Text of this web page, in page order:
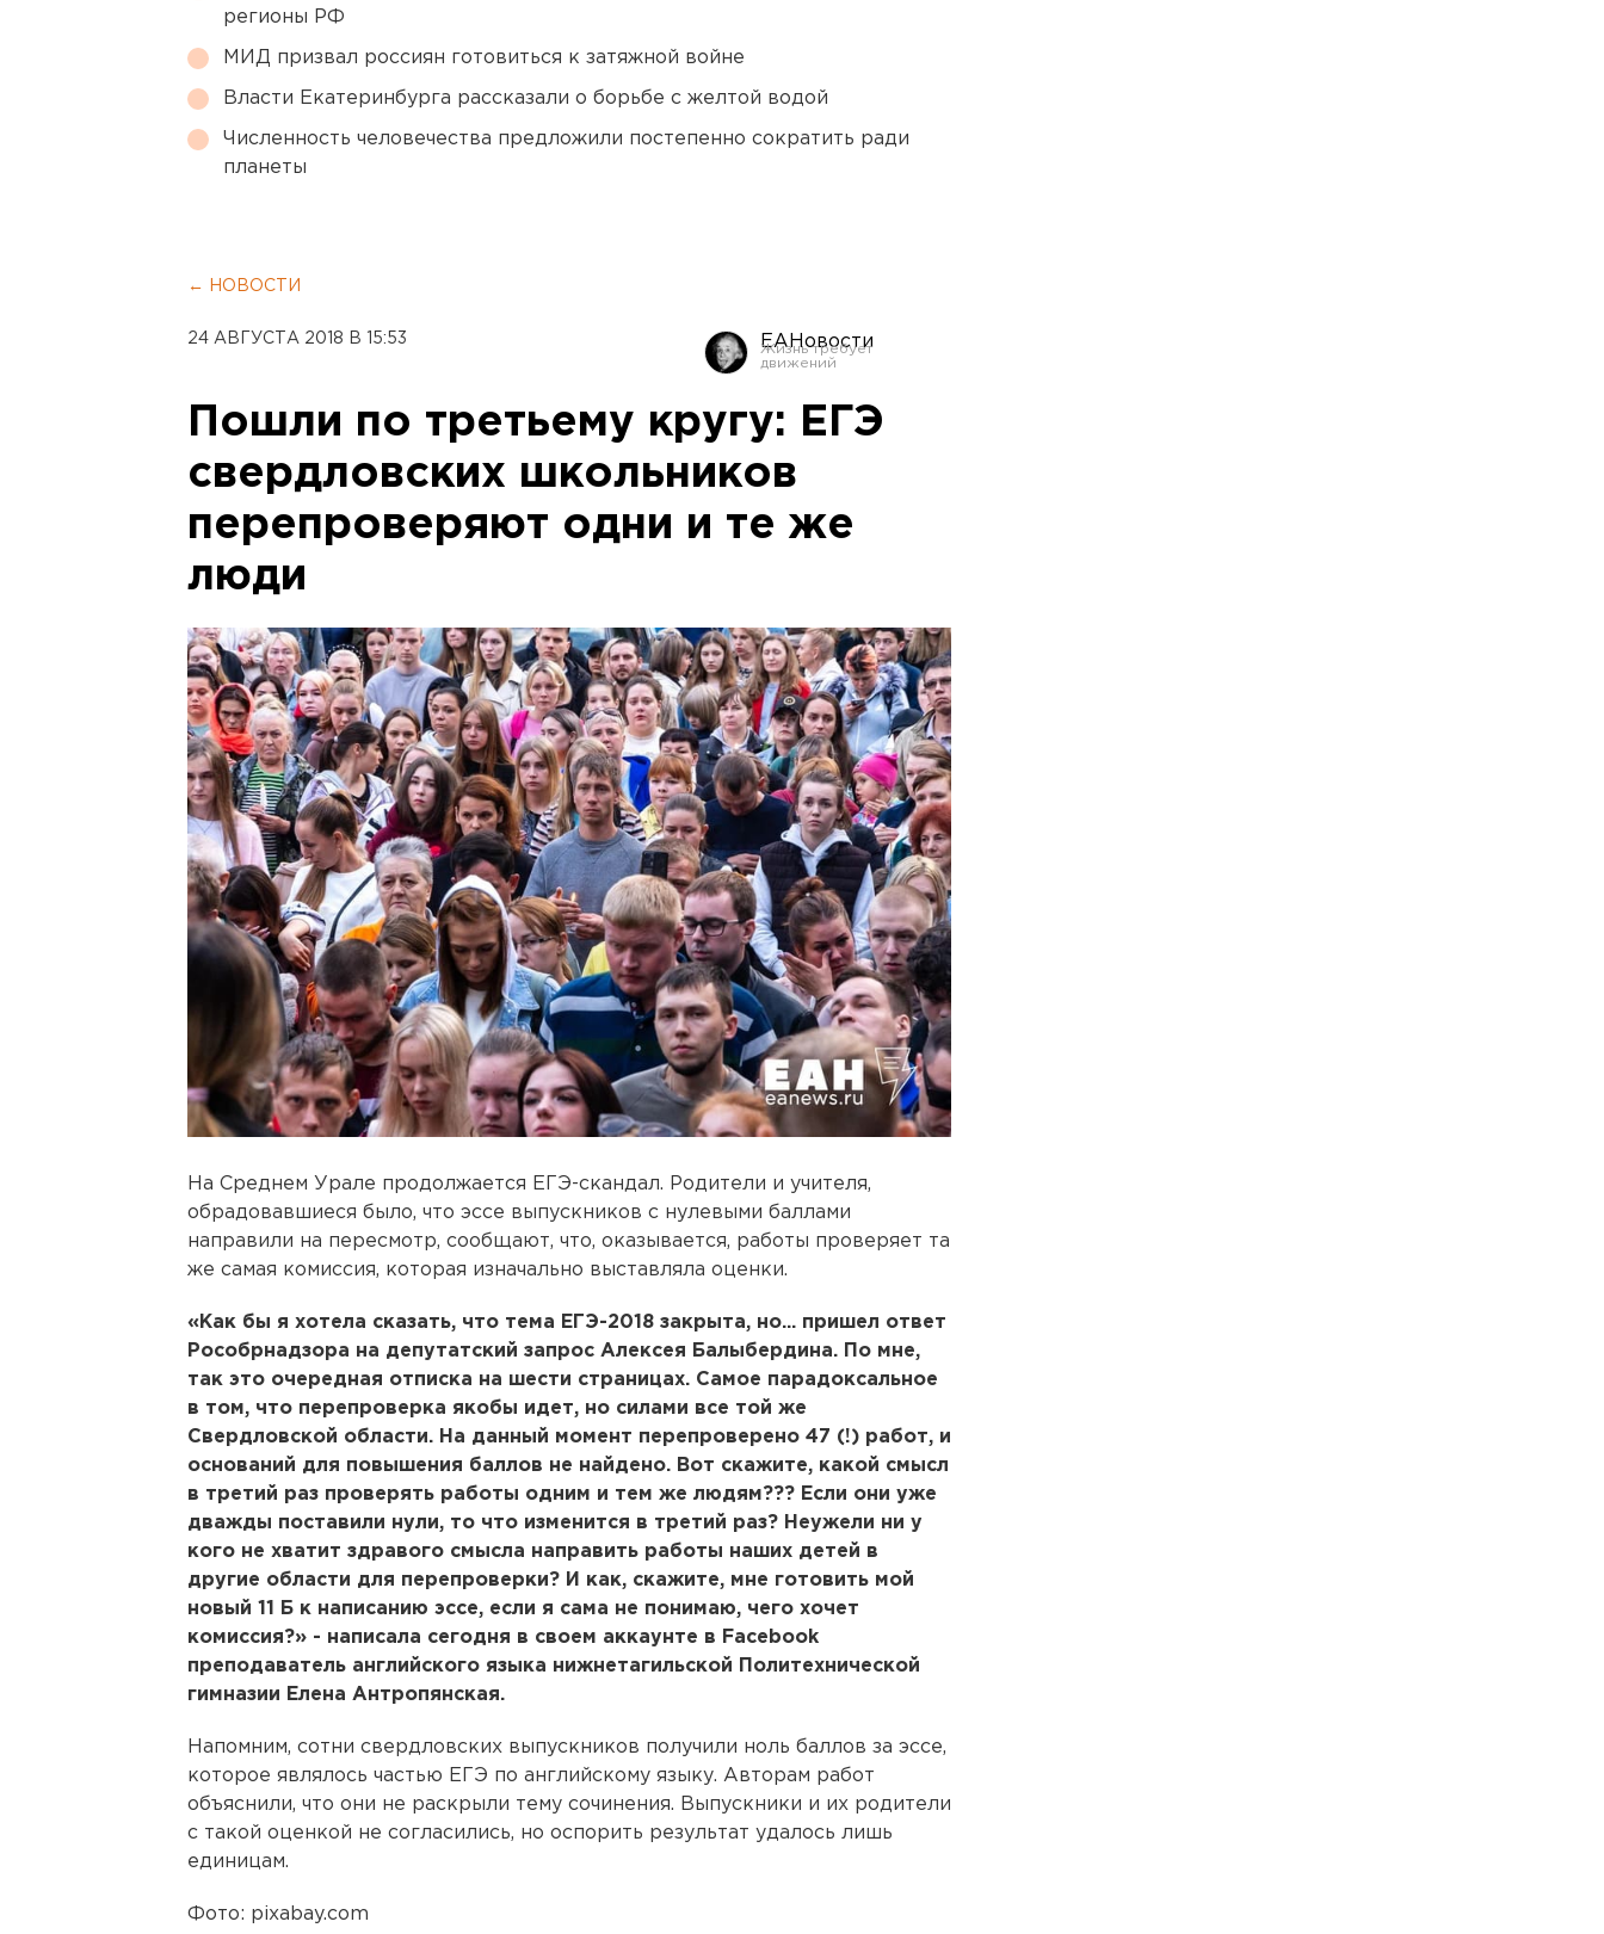
регионы РФ
МИД призвал россиян готовиться к затяжной войне
Власти Екатеринбурга рассказали о борьбе с желтой водой
Численность человечества предложили постепенно сократить ради
планеты
← НОВОСТИ
24 АВГУСТА 2018 В 15:53 ЕАНовости
Пошли по третьему кругу: ЕГЭ
свердловских школьников
перепроверяют одни и те же
люди
На Среднем Урале продолжается ЕГЭ-скандал. Родители и учителя,
обрадовавшиеся было, что эссе выпускников с нулевыми баллами
направили на пересмотр, сообщают, что, оказывается, работы проверяет та
же самая комиссия, которая изначально выставляла оценки.
«Как бы я хотела сказать, что тема ЕГЭ-2018 закрыта, но... пришел ответ
Рособрнадзора на депутатский запрос Алексея Балыбердина. По мне,
так это очередная отписка на шести страницах. Самое парадоксальное
в том, что перепроверка якобы идет, но силами все той же
Свердловской области. На данный момент перепроверено 47 (!) работ, и
оснований для повышения баллов не найдено. Вот скажите, какой смысл
в третий раз проверять работы одним и тем же людям??? Если они уже
дважды поставили нули, то что изменится в третий раз? Неужели ни у
кого не хватит здравого смысла направить работы наших детей в
другие области для перепроверки? И как, скажите, мне готовить мой
новый 11 Б к написанию эссе, если я сама не понимаю, чего хочет
комиссия?» - написала сегодня в своем аккаунте в Facebook
преподаватель английского языка нижнетагильской Политехнической
гимназии Елена Антропянская.
Напомним, сотни свердловских выпускников получили ноль баллов за эссе,
которое являлось частью ЕГЭ по английскому языку. Авторам работ
объяснили, что они не раскрыли тему сочинения. Выпускники и их родители
с такой оценкой не согласились, но оспорить результат удалось лишь
единицам.
Фото: pixabay.com